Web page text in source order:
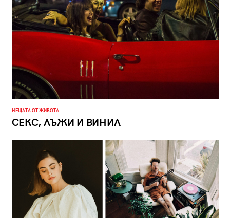
НЕЩАТА ОТ ЖИВОТА
СЕКС, ЛЪЖИ И ВИНИЛ